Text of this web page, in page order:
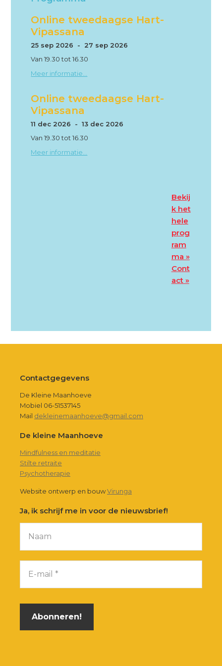
Online tweedaagse Hart-
Vipassana
25 sep 2026 - 27 sep 2026
Van 19.30 tot 16.30
Meer informatie...
Online tweedaagse Hart-
Vipassana
11 dec 2026 - 13 dec 2026
Van 19.30 tot 16.30
Meer informatie...
Bekij
k het
hele
prog
ram
ma »
Cont
act »
Footer
Contactgegevens
De Kleine Maanhoeve
Mobiel 06-51537145
Mail dekleinemaanhoeve@gmail.com
De kleine Maanhoeve
Mindfulness en meditatie
Stilte retraite
Psychotherapie
Website ontwerp en bouwVirunga
Ja, ik schrijf me in voor de nieuwsbrief!